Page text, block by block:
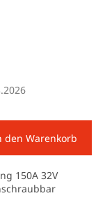
den Warenkorb
150A 32V